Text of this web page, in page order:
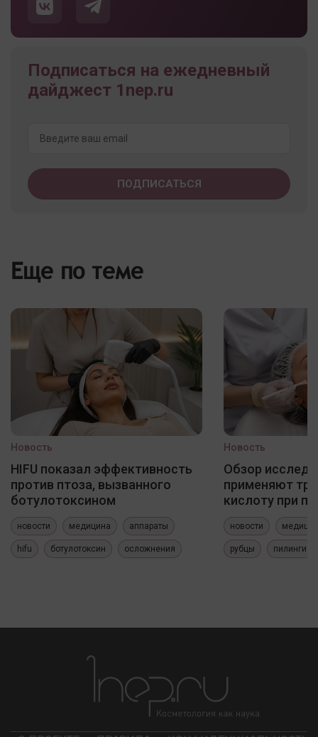
Подписаться на ежедневный
дайджест 1nep.ru
Еще по теме
Новость
HIFU показал эффективность
против птоза, вызванного
ботулотоксином
новости медицина аппараты
hifu ботулотоксин осложнения
Новость
Обзор
применяют
кислоту при
новости
рубцы пилинги